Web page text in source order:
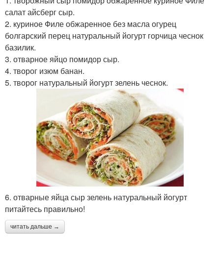
салат айсберг сыр.
2. куриное Филе обжаренное без масла огурец
болгарский перец натуральный йогурт горчица чеснок
базилик.
3. отварное яйцо помидор сыр.
4. творог изюм банан.
5. творог натуральный йогурт зелень чеснок.
6. отварные яйца сыр зелень натуральный йогурт
питайтесь правильно!
читать дальше →